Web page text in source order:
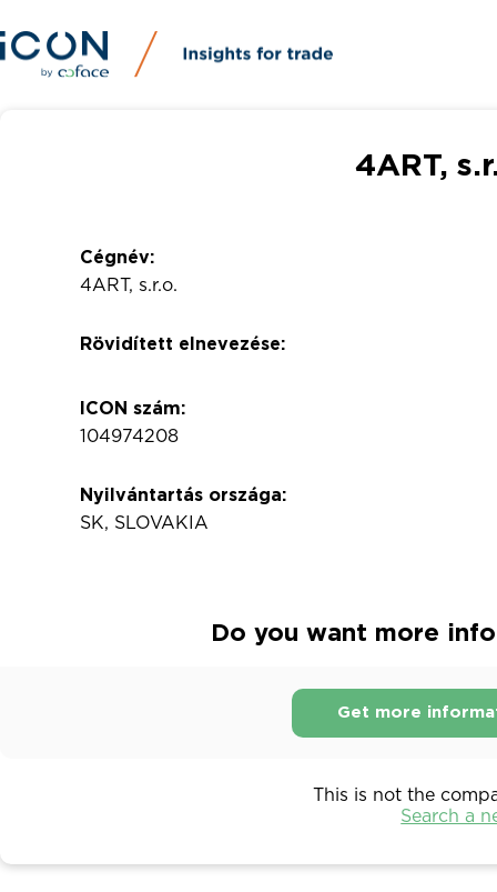
4ART,
Cégnév:
4ART, s.r.o.
Rövidített elnevezése:
ICON szám:
104974208
Nyilvántartás országa:
SK, SLOVAKIA
Do you want more
Get more
This is not the
Search a